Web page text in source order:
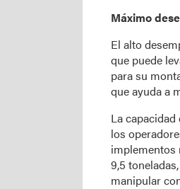
Máximo
El alto
que puede
para su
que ayuda a
La
los
implementos
9,5
manipular